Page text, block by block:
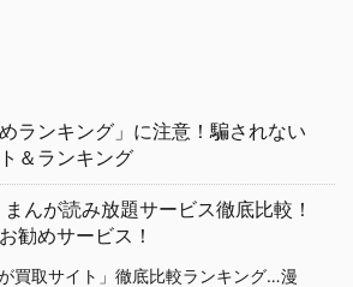
ランキング」に注意！騙されない
＆ランキング
まんが読み放題サービス徹底比較！
勧めサービス！
買取サイト」徹底比較ランキング…漫